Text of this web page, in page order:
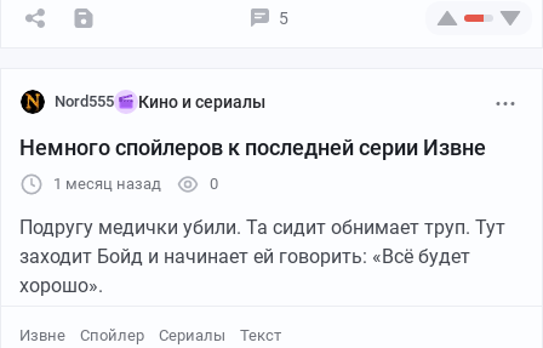
5
Nord555 Кино и сериалы
Немного спойлеров к последней серии Извне
1 месяц назад 0
Подругу медички убили. Та сидит обнимает труп. Тут
заходит Бойд и начинает ей говорить: «Всё будет
хорошо».
Извне Спойлер Сериалы Текст